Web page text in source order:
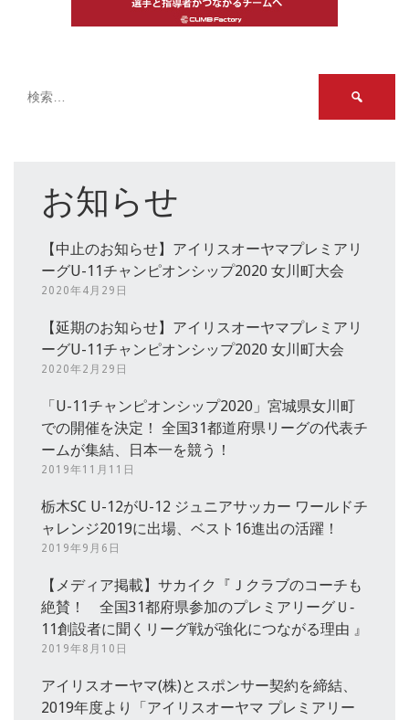
お知らせ
【中止のお知らせ】アイリスオーヤマプレミアリ
ーグU-11チャンピオンシップ2020 女川町大会
2020年4月29日
【延期のお知らせ】アイリスオーヤマプレミアリ
ーグU-11チャンピオンシップ2020 女川町大会
2020年2月29日
「U-11チャンピオンシップ2020」宮城県女川町
での開催を決定！ 全国31都道府県リーグの代表チ
ームが集結、日本一を競う！
2019年11月11日
栃木SC U-12がU-12 ジュニアサッカー ワールドチ
ャレンジ2019に出場、ベスト16進出の活躍！
2019年9月6日
【メディア掲載】サカイク『Ｊクラブのコーチも
絶賛！ 全国31都府県参加のプレミアリーグＵ‐
11創設者に聞くリーグ戦が強化につながる理由 』
2019年8月10日
アイリスオーヤマ(株)とスポンサー契約を締結、
2019年度より「アイリスオーヤマ プレミアリー